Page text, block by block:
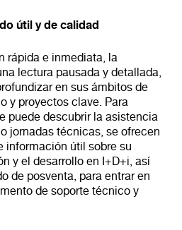
útil y de calidad
rápida e inmediata, la
lectura pausada y detallada,
en sus ámbitos de
y proyectos clave. Para
puede descubrir la asistencia
jornadas técnicas, se ofrecen
información útil sobre su
y el desarrollo en I+D+i, así
de posventa, para entrar en
de soporte técnico y